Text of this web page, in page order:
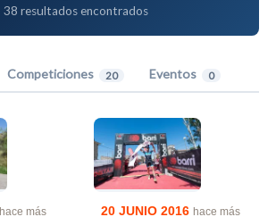
38 resultados encontrados
Competiciones 20 Eventos 0
hace más
20 JUNIO 2016 hace más